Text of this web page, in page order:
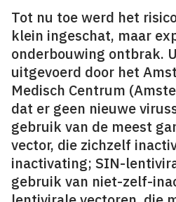
Tot nu toe werd het
klein ingeschat, maar
onderbouwing ontbrak.
uitgevoerd door het
Medisch Centrum
dat er geen nieuwe
gebruik van de meest
vector, die zichzelf
inactivating; SIN-
gebruik van niet-zelf-